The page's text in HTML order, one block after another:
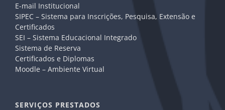
E-mail Institucional
SIPEC – Sistema para Inscrições, Pesquisa, Extensão e
Certificados
SEI – Sistema Educacional Integrado
Sistema de Reserva
Certificados e Diplomas
Moodle – Ambiente Virtual
SERVIÇOS PRESTADOS